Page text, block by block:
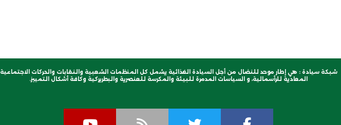
شبكة سيادة : هي إطار موحد للنضال من أجل السيادة الغذائية يشمل كل المنظمات الشعبية والنقابات والحركات الاجتماعية
المعادية للرأسمالية، و السياسات المدمرة للبيئة والمكرسة للعنصرية والبطريركية وكافة أشكال التمييز.